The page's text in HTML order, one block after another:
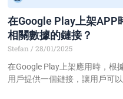
在Google Play上架APP
相關數據的鏈接？
Stefan
28/01/2025
在Google Play上架應用時，根
用戶提供一個鏈接，讓用戶可